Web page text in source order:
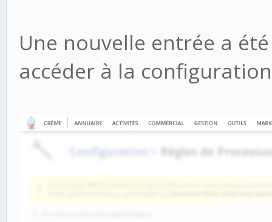
Une nouvelle entrée a
accéder à la